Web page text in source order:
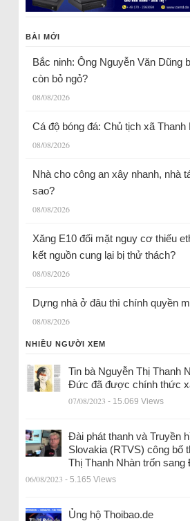
BÀI MỚI
Bắc ninh: Ông Nguyễn Văn Dũng
còn bỏ ngỏ?
08/08/2026
Cá độ bóng đá: Chủ tịch xã
08/08/2026
Nhà cho công an xây nhanh, nhà
sao?
08/08/2026
Xăng E10 đối mặt nguy cơ thiếu
kết nguồn cung lại bị thử thách?
08/08/2026
Dựng nhà ở đâu thì chính quyền
08/08/2026
NHIỀU NGƯỜI XEM
Tin bà Nguyễn Thị Thanh
Đức đã được chính thức
07/08/2023 - 15.069 Views
Đài phát thanh và Truyền
Slovakia (RTVS) công bố
Thị Thanh Nhàn trốn sang
06/08/2023 - 5.165 Views
Ủng hộ Thoibao.de